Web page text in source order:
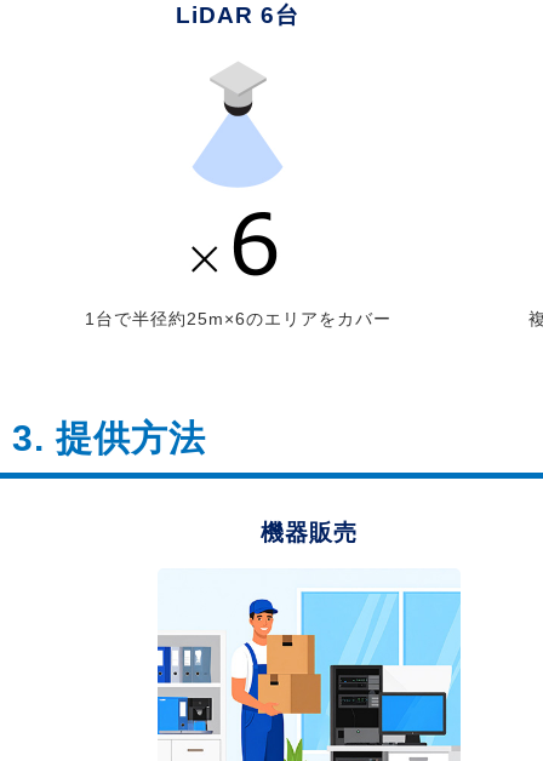
LiDAR 6台
1台で半径約25m×6のエリアをカバー
3. 提供方法
機器販売